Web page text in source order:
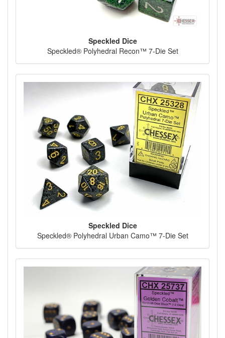
Speckled Dice
Speckled® Polyhedral Recon™ 7-Die Set
Speckled Dice
Speckled® Polyhedral Urban Camo™ 7-Die Set